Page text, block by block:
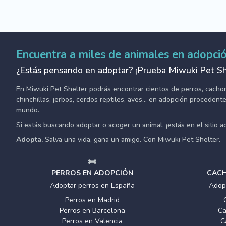
Encuentra a miles de animales en
¿Estás pensando en adoptar? ¡Prueba Miwuki Pet
En Miwuki Pet Shelter podrás encontrar cientos de perros,
chinchillas, jerbos, cerdos reptiles, aves... en adopción
mundo.
Si estás buscando adoptar o acoger un animal, ¡estás en el sitio
Adopta. Salva una vida, gana un amigo. Con Miwuki Pet Shelter.
PERROS EN ADOPCIÓN
Adoptar perros en España
Perros en Madrid
Perros en Barcelona
Perros en Valencia